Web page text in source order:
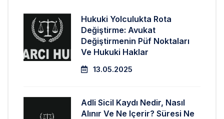
Hukuki Yolculukta Rota
Değiştirme: Avukat
Değiştirmenin Püf Noktaları
Ve Hukuki Haklar
13.05.2025
Adli Sicil Kaydı Nedir, Nasıl
Alınır Ve Ne Içerir? Süresi Ne